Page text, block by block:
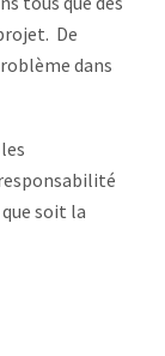
De
dans
soit la